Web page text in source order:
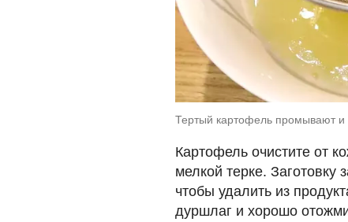
Тертый картофель промывают
Картофель очистите от
мелкой терке. Заготовку
чтобы удалить из
дуршлаг и хорошо